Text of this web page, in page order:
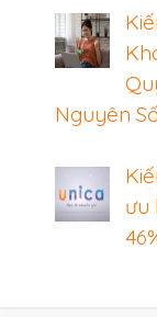
Nguyên
ưu